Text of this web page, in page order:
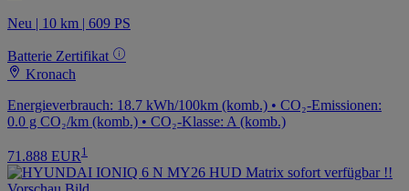
Neu | 10 km | 609 PS
Batterie Zertifikat
Kronach
Energieverbrauch: 18.7 kWh/100km (komb.) • CO₂-Emissionen:
0.0 g CO₂/km (komb.) • CO₂-Klasse: A (komb.)
71.888 EUR 1